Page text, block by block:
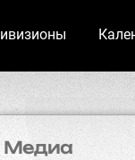
Медиа